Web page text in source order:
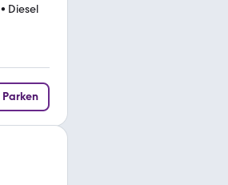
• Diesel
Parken